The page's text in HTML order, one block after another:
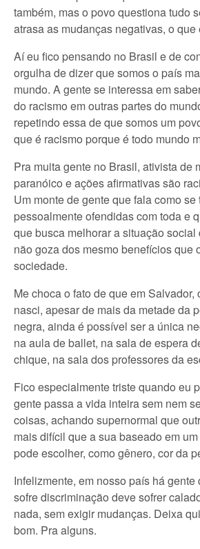
também, mas o povo questiona tudo
atrasa as mudanças negativas, o que
Aí eu fico pensando no Brasil e de
orgulha de dizer que somos o país
mundo. A gente se interessa em
do racismo em outras partes do
repetindo essa de que somos um
que é racismo porque é todo mundo
Pra muita gente no Brasil, ativista de
paranóico e ações afirmativas são
Um monte de gente que fala como
pessoalmente ofendidas com toda e
que busca melhorar a situação social
não goza dos mesmo benefícios que
sociedade.
Me choca o fato de que em Salvador,
nasci, apesar de mais da metade da
negra, ainda é possível ser a única
na aula de ballet, na sala de espera
chique, na sala dos professores da
Fico especialmente triste quando eu
gente passa a vida inteira sem nem
coisas, achando supernormal que
mais difícil que a sua baseado em
pode escolher, como gênero, cor da
Infelizmente, em nosso país há
sofre discriminação deve sofrer
nada, sem exigir mudanças. Deixa
bom. Pra alguns.